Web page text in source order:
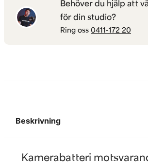
Behöver du hjälp att
för din studio?
Ring oss 0411-172 20
Beskrivning
Kamerabatteri